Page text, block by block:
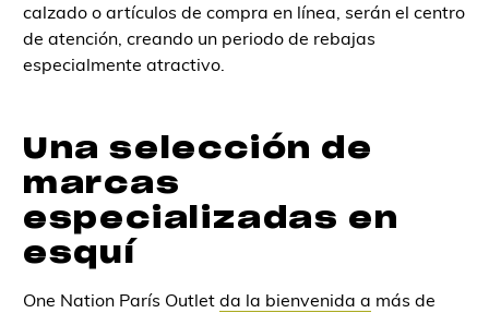
calzado o artículos de compra en línea, serán el centro
de atención, creando un periodo de rebajas
especialmente atractivo.
Una selección de
marcas
especializadas en
esquí
One Nation París Outlet da la bienvenida a más de